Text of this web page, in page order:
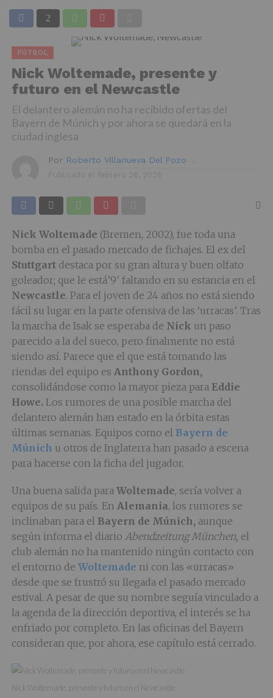
FÚTBOL
Nick Woltemade, presente y
futuro en el Newcastle
El delantero alemán no ha recibido ofertas del
Bayern de Múnich y por ahora se quedará en la
ciudad inglesa
Por Roberto Villanueva Del Pozo
Nick Woltemade (Bremen, 2002), fue toda una
bomba en el pasado mercado de fichajes. El ex del
Stuttgartdestaca por su gran altura y buen olfato
goleador; que le está’9′ faltando en su estancia en el
Newcastle. Para el joven de 24 años no está siendo
fácil su lugar en la parte ofensiva de las ‘urracas’. Tras
la marcha de Isak se esperaba de Nick un paso
parecido a la del sueco, pero finalmente no está
siendo así. Parece que el que está tomando las
riendas del equipo es Anthony Gordon,
consolidándose como la mayor pieza para Eddie
Howe.Los rumores de una posible marcha del
delantero alemán han estado en la órbita estas
últimas semanas. Equipos como el Bayern de
Múnich u otros de Inglaterra han pasado a escena
para hacerse con la ficha del jugador.
Una buena salida para Woltemade, sería volver a
equipos de su país. En Alemania, los rumores se
inclinaban para el Bayern de Múnich, aunque
según informa el diario Abendzeitung München, el
club alemán no ha mantenido ningún contacto con
el entorno de Woltemade ni con las «urracas»
desde que se frustró su llegada el pasado mercado
estival. A pesar de que su nombre seguía vinculado a
la agenda de la dirección deportiva, el interés se ha
enfriado por completo. En las oficinas del Bayern
consideran que, por ahora, ese capítulo está cerrado.
Nick Woltemade, presente y futuro en el Newcastle